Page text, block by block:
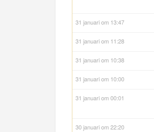
31 januari om 13:47
31 januari om 11:28
31 januari om 10:38
31 januari om 10:00
31 januari om 00:01
30 januari om 22:20